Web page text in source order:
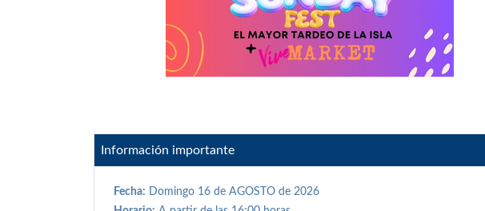
Información importante
Fecha: Domingo 16 de AGOSTO de 2026